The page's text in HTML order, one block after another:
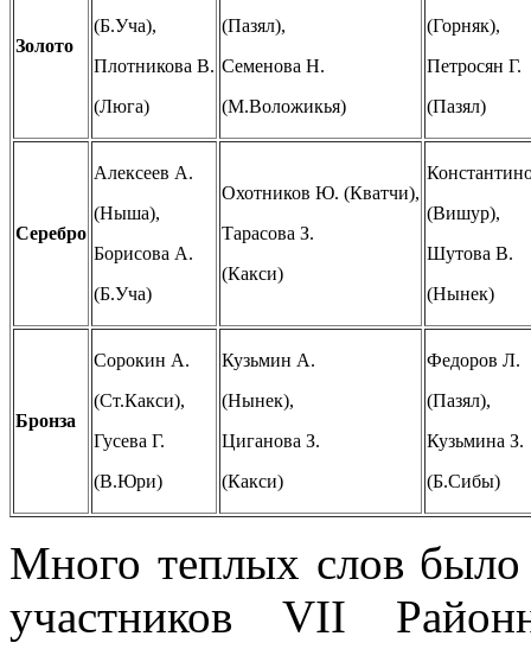
Золото
(Б.Уча),
Плотникова В.
(Люга)
(Пазял),
Семенова Н.
(М.Воложикья)
(Горняк),
Петросян Г.
(Пазял)
Серебро
Алексеев А.
(Ныша),
Борисова А.
(Б.Уча)
Охотников Ю. (Кватчи),
Тарасова З.
(Какси)
(Вишур),
Шутова В.
(Нынек)
Бронза
Сорокин А.
(Ст.Какси),
Гусева Г.
(В.Юри)
Кузьмин А.
(Нынек),
Циганова З.
(Какси)
Федоров Л.
(Пазял),
Кузьмина З.
(Б.Сибы)
Много теплых слов было
участников VII